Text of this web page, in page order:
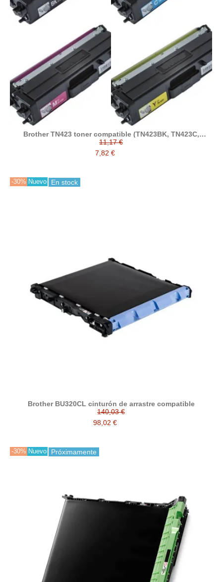
Brother TN423 toner compatible (TN423BK, TN423C,
TN423M, TN423Y)
11,17 €
7,82 €
-30% Nuevo En stock
Brother BU320CL cinturón de arrastre compatible
140,03 €
98,02 €
-30% Nuevo Próximamente